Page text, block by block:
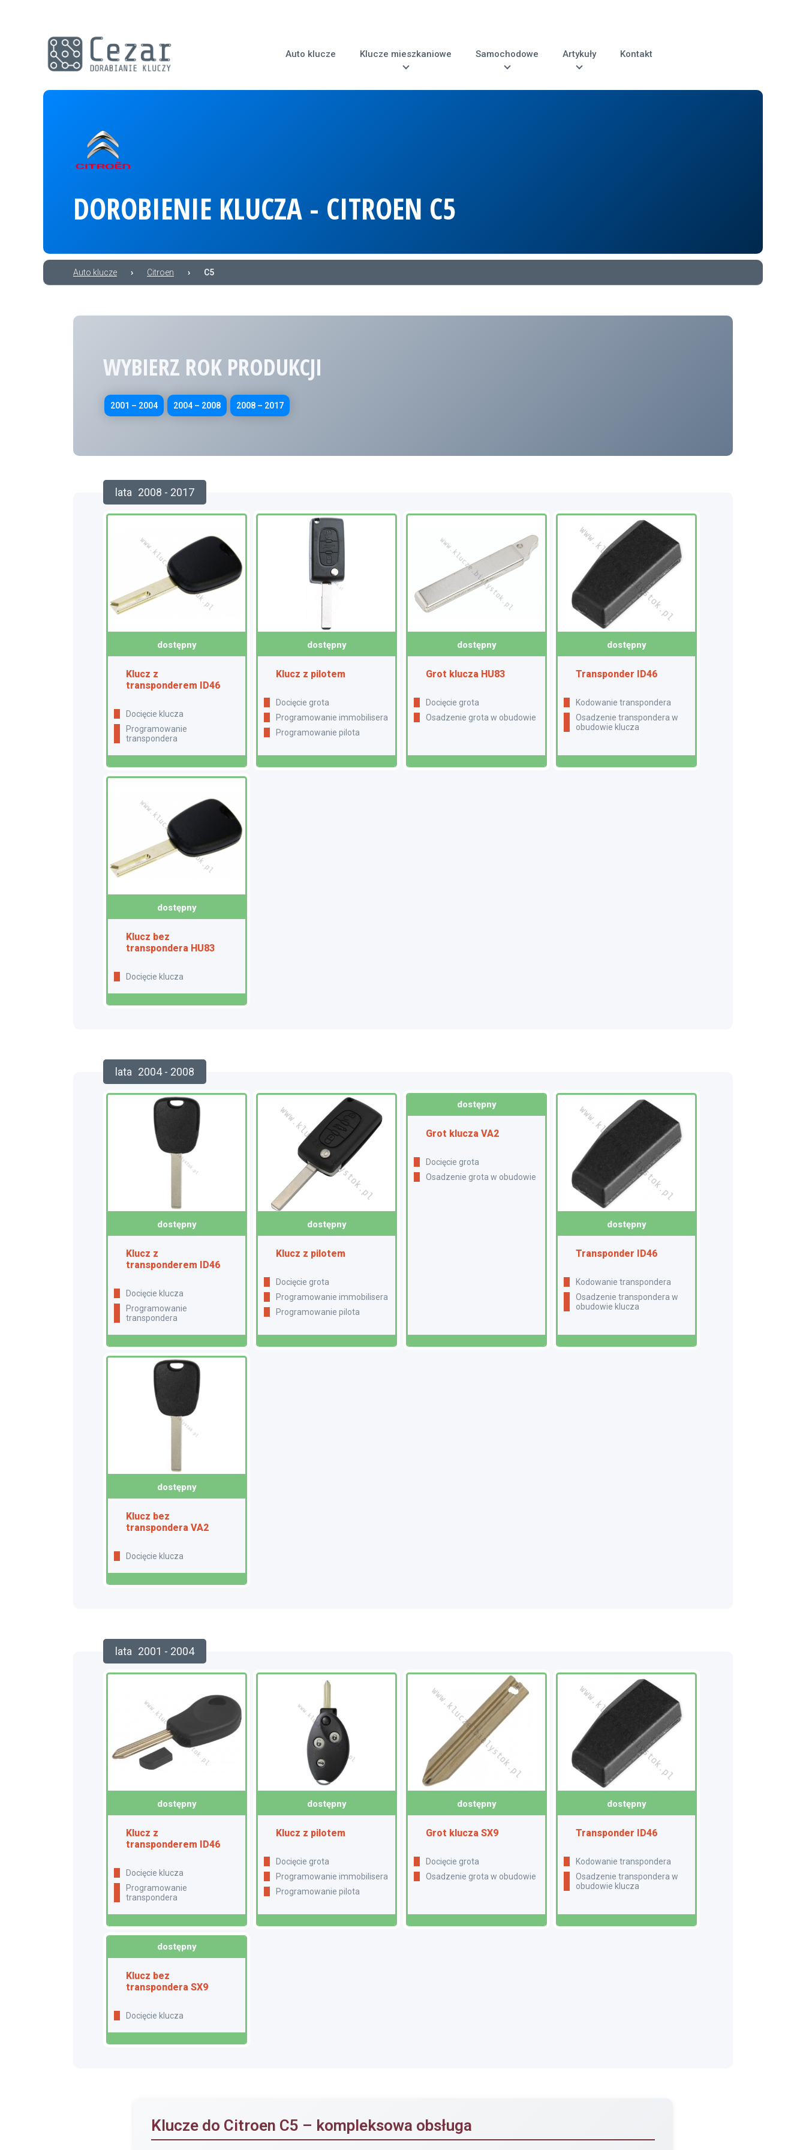
Auto klucze Klucze mieszkaniowe Samochodowe Artykuły Kontakt
DOROBIENIE KLUCZA - CITROEN C5
Auto klucze › Citroen › C5
WYBIERZ ROK PRODUKCJI
2001 – 2004 2004 – 2008 2008 – 2017
lata 2008 - 2017
dostępny
Klucz z
transponderem ID46
docięcie klucza
programowanie
transpondera
dostępny
Klucz z pilotem
Docięcie grota
Programowanie immobilisera
Programowanie pilota
dostępny
Grot klucza HU83
Docięcie grota
Osadzenie grota w obudowie
dostępny
Transponder ID46
Kodowanie transpondera
Osadzenie transpondera w
obudowie klucza
dostępny
Klucz bez
transpondera HU83
Docięcie klucza
lata 2004 - 2008
dostępny
Klucz z
transponderem ID46
docięcie klucza
programowanie
transpondera
dostępny
Klucz z pilotem
Docięcie grota
Programowanie immobilisera
Programowanie pilota
dostępny
Grot klucza VA2
Docięcie grota
Osadzenie grota w obudowie
dostępny
Transponder ID46
Kodowanie transpondera
Osadzenie transpondera w
obudowie klucza
dostępny
Klucz bez
transpondera VA2
Docięcie klucza
lata 2001 - 2004
dostępny
Klucz z
transponderem ID46
docięcie klucza
programowanie
transpondera
dostępny
Klucz z pilotem
Docięcie grota
Programowanie immobilisera
Programowanie pilota
dostępny
Grot klucza SX9
Docięcie grota
Osadzenie grota w obudowie
dostępny
Transponder ID46
Kodowanie transpondera
Osadzenie transpondera w
obudowie klucza
dostępny
Klucz bez
transpondera SX9
Docięcie klucza
Klucze do Citroen C5 – kompleksowa obsługa